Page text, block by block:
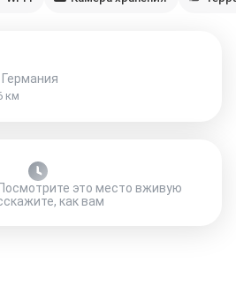
км
это место вживую
как вам